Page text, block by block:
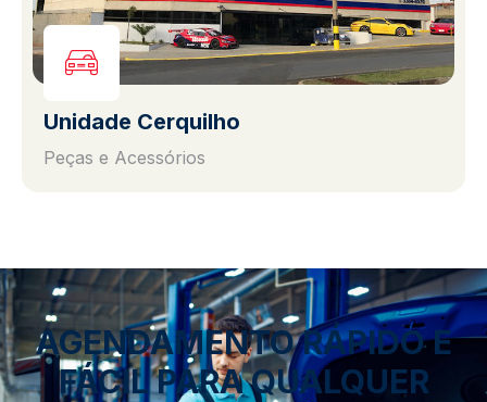
Unidade Cerquilho
Peças e Acessórios
AGENDAMENTO RÁPIDO E
FÁCIL PARA QUALQUER